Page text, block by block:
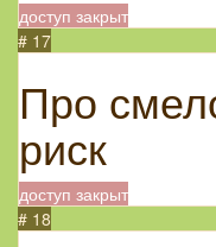
доступ закрыт
# 17
Про
риск
доступ закрыт
# 18